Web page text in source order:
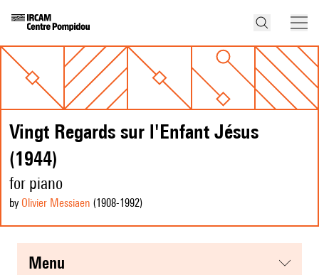
Vingt Regards sur l'Enfant Jésus
(1944)
for piano
by Olivier Messiaen (1908-1992)
menu